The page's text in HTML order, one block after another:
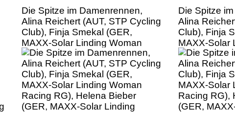
Die Spitze im Damenrennen,
Alina Reichert (AUT, STP Cycling
Club), Finja Smekal (GER,
MAXX-Solar Linding Woman
Racing RG), Helena Bieber
(GER, MAXX-Solar Linding
Woman Racing RG), Radsport,
Damen Radliga, 50. Int. Steiner
Shopping Erlauftaler
Radsporttage
Die Spitze
Alina
Club), Finja
MAXX-Solar
Racing RG),
(GER,
Woman
Damen
Shopping
Radsporttage